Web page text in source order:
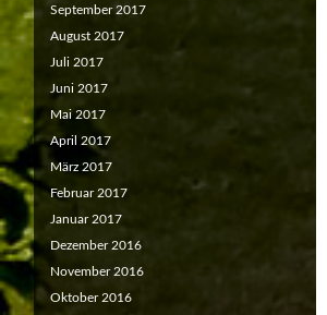
September 2017
August 2017
Juli 2017
Juni 2017
Mai 2017
April 2017
März 2017
Februar 2017
Januar 2017
Dezember 2016
November 2016
Oktober 2016